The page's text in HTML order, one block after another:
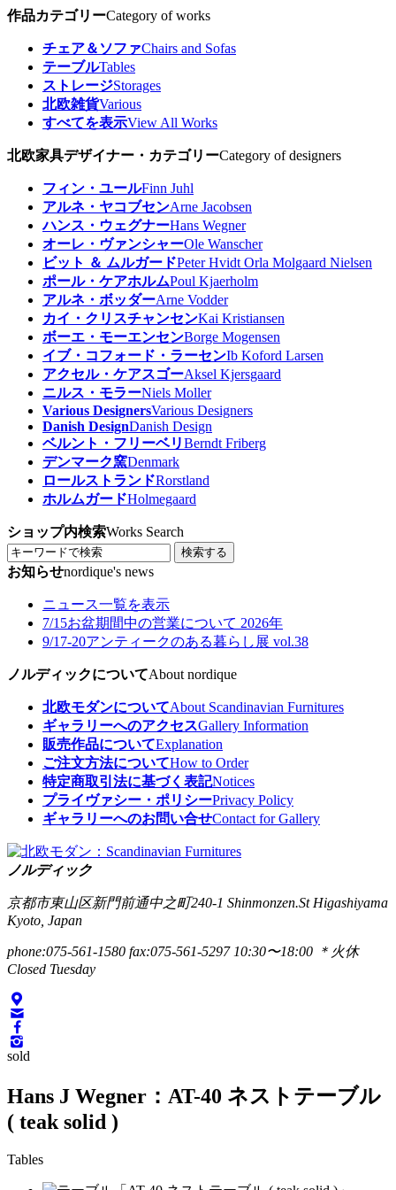
作品カテゴリーCategory of works
チェア＆ソファChairs and Sofas
テーブルTables
ストレージStorages
北欧雑貨Various
すべてを表示View All Works
北欧家具デザイナー・カテゴリーCategory of designers
フィン・ユールFinn Juhl
アルネ・ヤコブセンArne Jacobsen
ハンス・ウェグナーHans Wegner
オーレ・ヴァンシャーOle Wanscher
ビット ＆ ムルガードPeter Hvidt Orla Molgaard Nielsen
ポール・ケアホルムPoul Kjaerholm
アルネ・ボッダーArne Vodder
カイ・クリスチャンセンKai Kristiansen
ボーエ・モーエンセンBorge Mogensen
イブ・コフォード・ラーセンIb Koford Larsen
アクセル・ケアスゴーAksel Kjersgaard
ニルス・モラーNiels Moller
Various DesignersVarious Designers
Danish DesignDanish Design
ベルント・フリーベリBerndt Friberg
デンマーク窯Denmark
ロールストランドRorstland
ホルムガードHolmegaard
ショップ内検索Works Search
検索する
お知らせnordique's news
ニュース一覧を表示
7/15お盆期間中の営業について 2026年
9/17-20アンティークのある暮らし展 vol.38
ノルディックについてAbout nordique
北欧モダンについてAbout Scandinavian Furnitures
ギャラリーへのアクセスGallery Information
販売作品についてExplanation
ご注文方法についてHow to Order
特定商取引法に基づく表記Notices
プライヴァシー・ポリシーPrivacy Policy
ギャラリーへのお問い合せContact for Gallery
ノルディック
京都市東山区新門前通中之町240-1 Shinmonzen.St Higashiyama
Kyoto, Japan
phone:075-561-1580 fax:075-561-5297 10:30〜18:00 ＊火休
Closed Tuesday
sold
Hans J Wegner：AT-40 ネストテーブル
( teak solid )
Tables